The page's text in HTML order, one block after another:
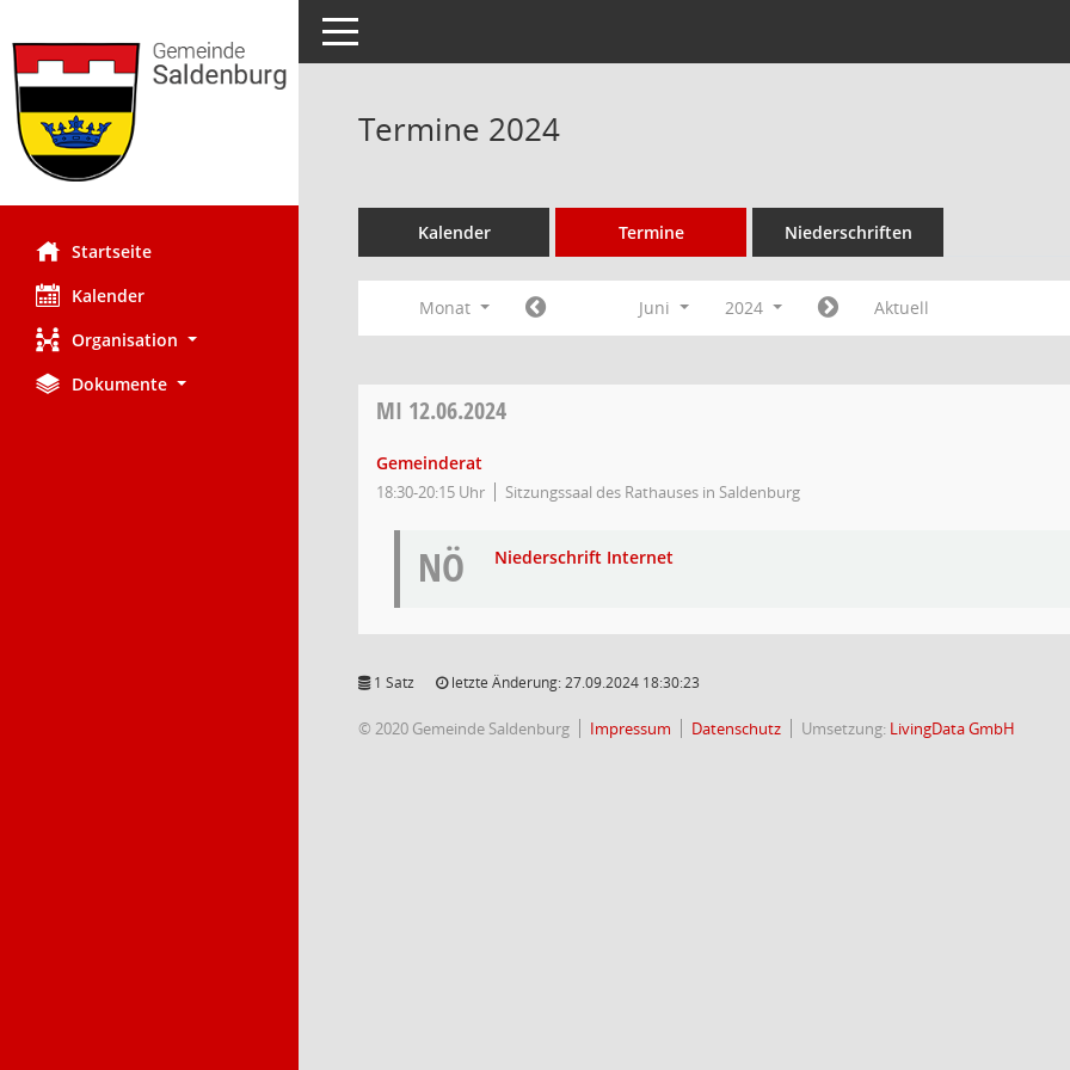
Startseite
Kalender
Organisation
Dokumente
Toggle navigation
Termine 2024
Kalender Termine Niederschriften
Monat Juni 2024 Aktuell
MI 12.06.2024
Gemeinderat
18:30-20:15 Uhr Sitzungssaal des Rathauses in Saldenburg
NÖ Niederschrift Internet
1 Satz letzte Änderung: 27.09.2024 18:30:23
© 2020 Gemeinde Saldenburg Impressum Datenschutz Umsetzung: LivingData GmbH